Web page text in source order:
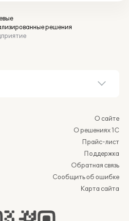
решения
О сайте
О решениях 1С
Прайс-лист
Поддержка
Обратная связь
Сообщить об ошибке
Карта сайта